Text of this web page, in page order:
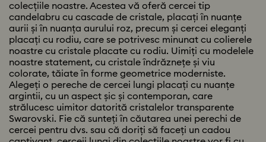
colecțiile noastre. Acestea vă oferă cercei tip
candelabru cu cascade de cristale, placați în nuanțe
aurii și în nuanța aurului roz, precum și cercei eleganți
placați cu rodiu, care se potrivesc minunat cu colierele
noastre cu cristale placate cu rodiu. Uimiți cu modelele
noastre statement, cu cristale îndrăznețe și viu
colorate, tăiate în forme geometrice moderniste.
Alegeți o pereche de cercei lungi placați cu nuanțe
argintii, cu un aspect șic și contemporan, care
strălucesc uimitor datorită cristalelor transparente
Swarovski. Fie că sunteți în căutarea unei perechi de
cercei pentru dvs. sau că doriți să faceți un cadou